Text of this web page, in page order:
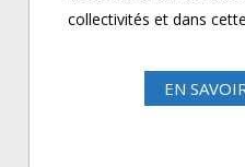
collectivités et dans cette
EN